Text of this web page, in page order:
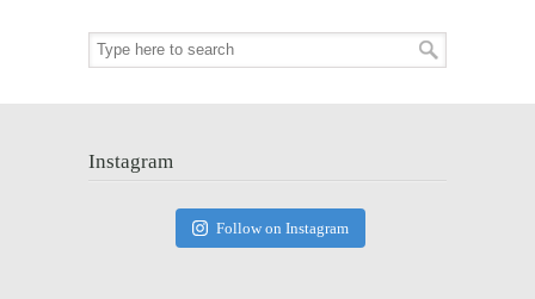
Instagram
Follow on Instagram